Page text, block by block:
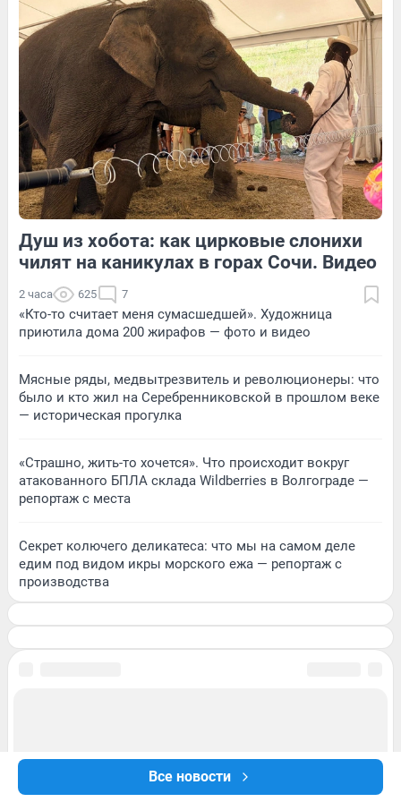
Все новости
Обсудить
210 1 32 Обсудить
173 Обсудить 25 Обсудить
Душ из хобота: как цирковые слонихи
чилят на каникулах в горах Сочи. Видео
2 часа 625 7
«Кто-то считает меня сумасшедшей». Художница
приютила дома 200 жирафов — фото и видео
Мясные ряды, медвытрезвитель и революционеры: что
было и кто жил на Серебренниковской в прошлом веке
— историческая прогулка
«Страшно, жить-то хочется». Что происходит вокруг
атакованного БПЛА склада Wildberries в Волгограде —
репортаж с места
Секрет колючего деликатеса: что мы на самом деле
едим под видом икры морского ежа — репортаж с
производства